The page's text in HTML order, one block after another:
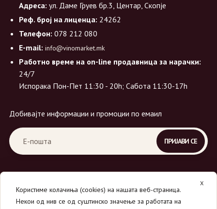
Адреса: ул. Даме Груев бр.3, Центар, Скопје
Реф. број на лиценца: 24262
Телефон: 078 212 080
E-mail: info@vinomarket.mk
Работно време на on-line продавница за нарачки:
24/7
Испорака Пон-Пет 11:30 - 20h; Сабота 11:30-17h
Добивајте информации и промоции по емаил
X
Користиме колачиња (cookies) на нашата веб-страница.
Некои од нив се од суштинско значење за работата на